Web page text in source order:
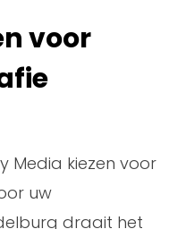
voor
Media kiezen voor
uw
draait het